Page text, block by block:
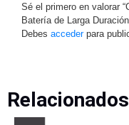
MotorizadoNVRs
Network
Pinhole
-
Sé el primero en valorar
Batería de Larga
Debes accederpara
Relacionados